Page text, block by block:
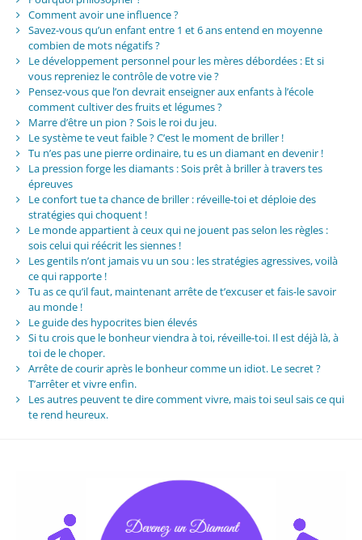
Comment avoir une influence ?
Savez-vous qu’un enfant entre 1 et 6 ans entend en moyenne
combien de mots négatifs ?
Le développement personnel pour les mères débordées : Et si
vous repreniez le contrôle de votre vie ?
Pensez-vous que l’on devrait enseigner aux enfants à l’école
comment cultiver des fruits et légumes ?
Marre d’être un pion ? Sois le roi du jeu.
Le système te veut faible ? C’est le moment de briller !
Tu n’es pas une pierre ordinaire, tu es un diamant en devenir !
La pression forge les diamants : Sois prêt à briller à travers tes
épreuves
Le confort tue ta chance de briller : réveille-toi et déploie des
stratégies qui choquent !
Le monde appartient à ceux qui ne jouent pas selon les règles :
sois celui qui réécrit les siennes !
Les gentils n’ont jamais vu un sou : les stratégies agressives, voilà
ce qui rapporte !
Tu as ce qu’il faut, maintenant arrête de t’excuser et fais-le savoir
au monde !
Le guide des hypocrites bien élevés
Si tu crois que le bonheur viendra à toi, réveille-toi. Il est déjà là, à
toi de le choper.
Arrête de courir après le bonheur comme un idiot. Le secret ?
T’arrêter et vivre enfin.
Les autres peuvent te dire comment vivre, mais toi seul sais ce qui
te rend heureux.